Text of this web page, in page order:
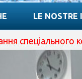
LE NOSTRE